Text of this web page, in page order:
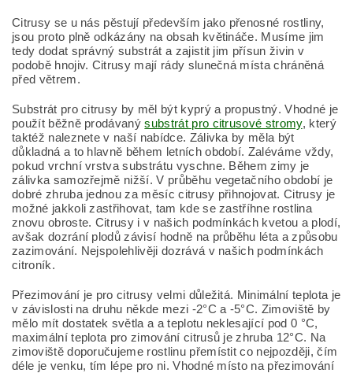
Citrusy se u nás pěstují především jako přenosné rostliny,
jsou proto plně odkázány na obsah květináče. Musíme jim
tedy dodat správný substrát a zajistit jim přísun živin v
podobě hnojiv. Citrusy mají rády slunečná místa chráněná
před větrem.
Substrát pro citrusy by měl být kyprý a propustný. Vhodné je
použít běžně prodávanýsubstrát pro citrusové stromy, který
taktéž naleznete v naší nabídce. Zálivka by měla být
důkladná a to hlavně během letních období. Zaléváme vždy,
pokud vrchní vrstva substrátu vyschne. Během zimy je
zálivka samozřejmě nižší. V průběhu vegetačního období je
dobré zhruba jednou za měsíc citrusy přihnojovat. Citrusy je
možné jakkoli zastřihovat, tam kde se zastříhne rostlina
znovu obroste. Citrusy i v našich podmínkách kvetou a plodí,
avšak dozrání plodů závisí hodně na průběhu léta a způsobu
zazimování. Nejspolehlivěji dozrává v našich podmínkách
citroník.
Přezimování je pro citrusy velmi důležitá. Minimální teplota je
v závislosti na druhu někde mezi -2°C a -5°C. Zimoviště by
mělo mít dostatek světla a a teplotu neklesající pod 0 °C,
maximální teplota pro zimování citrusů je zhruba 12°C. Na
zimoviště doporučujeme rostlinu přemístit co nejpozději, čím
déle je venku, tím lépe pro ni. Vhodné místo na přezimování